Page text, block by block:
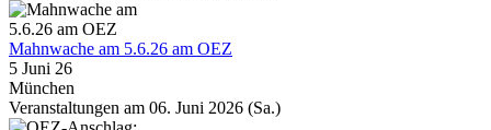
Mahnwache am 5.6.26 am OEZ
5 Juni 26
München
Veranstaltungen am 06. Juni 2026 (Sa.)